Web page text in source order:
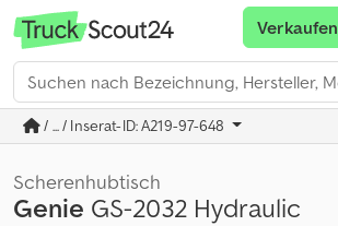
Verkaufen
/ ... / Inserat-ID: A219-97-648
Scherenhubtisch
Genie GS-2032 Hydraulic